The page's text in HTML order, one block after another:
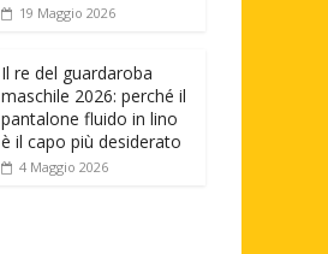
19 Maggio 2026
Il re del guardaroba
maschile 2026: perché il
pantalone fluido in lino
è il capo più desiderato
4 Maggio 2026